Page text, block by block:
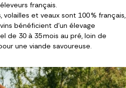
français.
volailles et veaux sont 100 % français,
bénéficient d’un élevage
de 30 à 35 mois au pré, loin de
une viande savoureuse.